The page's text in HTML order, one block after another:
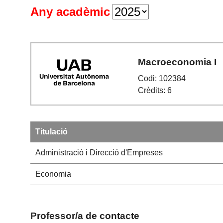
Any acadèmic
Macroeconomia I
Codi: 102384
Crèdits: 6
Titulació
Administració i Direcció d'Empreses
Economia
Professor/a de contacte